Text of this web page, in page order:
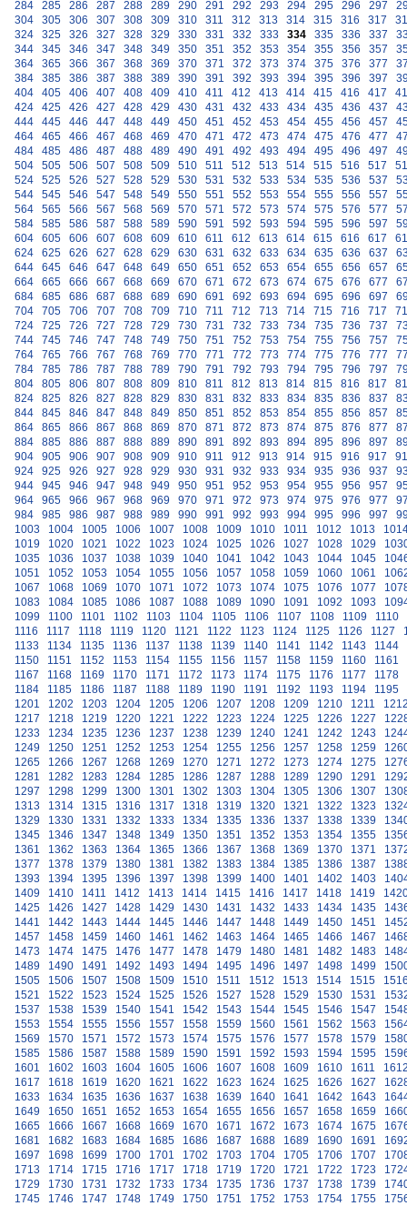
284 285 286 287 288 289 290 291 292 293 294 295 296 297
304
305 306 307 308 309 310 311 312 313 314 315 316 317
324
325 326 327 328 329 330 331 332 333 334 335 336 337
344
345 346 347 348 349 350 351 352 353 354 355 356 357
364
365 366 367 368 369 370 371 372 373 374 375 376 377
384
385 386 387 388 389 390 391 392 393 394 395 396 397
404
405 406 407 408 409 410 411 412 413 414 415 416 417
424
425 426 427 428 429 430 431 432 433 434 435 436 437
444
445 446 447 448 449 450 451 452 453 454 455 456 457
464
465 466 467 468 469 470 471 472 473 474 475 476 477
484
485 486 487 488 489 490 491 492 493 494 495 496 497
504
505 506 507 508 509 510 511 512 513 514 515 516 517
524
525 526 527 528 529 530 531 532 533 534 535 536 537
544
545 546 547 548 549 550 551 552 553 554 555 556 557
564
565 566 567 568 569 570 571 572 573 574 575 576 577
584
585 586 587 588 589 590 591 592 593 594 595 596 597
604
605 606 607 608 609 610 611 612 613 614 615 616 617
624
625 626 627 628 629 630 631 632 633 634 635 636 637
644
645 646 647 648 649 650 651 652 653 654 655 656 657
664
665 666 667 668 669 670 671 672 673 674 675 676 677
684
685 686 687 688 689 690 691 692 693 694 695 696 697
704
705 706 707 708 709 710 711 712 713 714 715 716 717
724
725 726 727 728 729 730 731 732 733 734 735 736 737
744
745 746 747 748 749 750 751 752 753 754 755 756 757
764
765 766 767 768 769 770 771 772 773 774 775 776 777
784
785 786 787 788 789 790 791 792 793 794 795 796 797
804
805 806 807 808 809 810 811 812 813 814 815 816 817
824
825 826 827 828 829 830 831 832 833 834 835 836 837
844
845 846 847 848 849 850 851 852 853 854 855 856 857
864
865 866 867 868 869 870 871 872 873 874 875 876 877
884
885 886 887 888 889 890 891 892 893 894 895 896 897
904
905 906 907 908 909 910 911 912 913 914 915 916 917
924
925 926 927 928 929 930 931 932 933 934 935 936 937
944
945 946 947 948 949 950 951 952 953 954 955 956 957
964
965 966 967 968 969 970 971 972 973 974 975 976 977
984
985 986 987 988 989 990 991 992 993 994 995 996 997
1003
1004 1005 1006 1007 1008 1009 1010 1011 1012 1013
1019
1020 1021 1022 1023 1024 1025 1026 1027 1028 1029
1035
1036 1037 1038 1039 1040 1041 1042 1043 1044 1045
1051
1052 1053 1054 1055 1056 1057 1058 1059 1060 1061
1067
1068 1069 1070 1071 1072 1073 1074 1075 1076 1077
1083
1084 1085 1086 1087 1088 1089 1090 1091 1092 1093
1099
1100 1101 1102 1103 1104 1105 1106 1107 1108 1109
1110
1116
1117 1118 1119 1120 1121 1122 1123 1124 1125 1126 1127
1133
1134 1135 1136 1137 1138 1139 1140 1141 1142 1143
1144
1150
1151 1152 1153 1154 1155 1156 1157 1158 1159 1160
1161
1167
1168 1169 1170 1171 1172 1173 1174 1175 1176 1177
1178
1184
1185 1186 1187 1188 1189 1190 1191 1192 1193 1194
1195
1201
1202 1203 1204 1205 1206 1207 1208 1209 1210 1211
1217
1218 1219 1220 1221 1222 1223 1224 1225 1226 1227
1233
1234 1235 1236 1237 1238 1239 1240 1241 1242 1243
1249
1250 1251 1252 1253 1254 1255 1256 1257 1258 1259
1265
1266 1267 1268 1269 1270 1271 1272 1273 1274 1275
1281
1282 1283 1284 1285 1286 1287 1288 1289 1290 1291
1297
1298 1299 1300 1301 1302 1303 1304 1305 1306 1307
1313
1314 1315 1316 1317 1318 1319 1320 1321 1322 1323
1329
1330 1331 1332 1333 1334 1335 1336 1337 1338 1339
1345
1346 1347 1348 1349 1350 1351 1352 1353 1354 1355
1361
1362 1363 1364 1365 1366 1367 1368 1369 1370 1371
1377
1378 1379 1380 1381 1382 1383 1384 1385 1386 1387
1393
1394 1395 1396 1397 1398 1399 1400 1401 1402 1403
1409
1410 1411 1412 1413 1414 1415 1416 1417 1418 1419
1425
1426 1427 1428 1429 1430 1431 1432 1433 1434 1435
1441
1442 1443 1444 1445 1446 1447 1448 1449 1450 1451
1457
1458 1459 1460 1461 1462 1463 1464 1465 1466 1467
1473
1474 1475 1476 1477 1478 1479 1480 1481 1482 1483
1489
1490 1491 1492 1493 1494 1495 1496 1497 1498 1499
1505
1506 1507 1508 1509 1510 1511 1512 1513 1514 1515
1521
1522 1523 1524 1525 1526 1527 1528 1529 1530 1531
1537
1538 1539 1540 1541 1542 1543 1544 1545 1546 1547
1553
1554 1555 1556 1557 1558 1559 1560 1561 1562 1563
1569
1570 1571 1572 1573 1574 1575 1576 1577 1578 1579
1585
1586 1587 1588 1589 1590 1591 1592 1593 1594 1595
1601
1602 1603 1604 1605 1606 1607 1608 1609 1610 1611
1617
1618 1619 1620 1621 1622 1623 1624 1625 1626 1627
1633
1634 1635 1636 1637 1638 1639 1640 1641 1642 1643
1649
1650 1651 1652 1653 1654 1655 1656 1657 1658 1659
1665
1666 1667 1668 1669 1670 1671 1672 1673 1674 1675
1681
1682 1683 1684 1685 1686 1687 1688 1689 1690 1691
1697
1698 1699 1700 1701 1702 1703 1704 1705 1706 1707
1713
1714 1715 1716 1717 1718 1719 1720 1721 1722 1723
1729
1730 1731 1732 1733 1734 1735 1736 1737 1738 1739
1745
1746 1747 1748 1749 1750 1751 1752 1753 1754 1755